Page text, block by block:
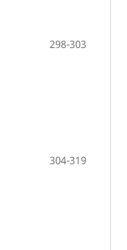
298-303
304-319